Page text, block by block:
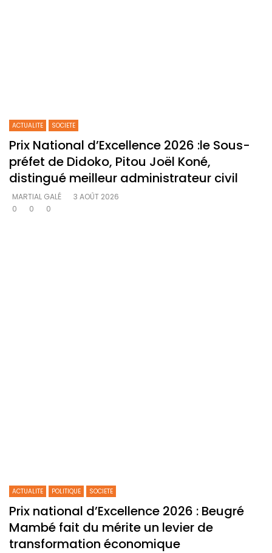
ACTUALITE SOCIETE
Prix National d’Excellence 2026 :le Sous-
préfet de Didoko, Pitou Joël Koné,
distingué meilleur administrateur civil
MARTIAL GALÉ
3 AOÛT 2026
0
0 0
ACTUALITE POLITIQUE SOCIETE
Prix national d’Excellence 2026 : Beugré
Mambé fait du mérite un levier de
transformation économique